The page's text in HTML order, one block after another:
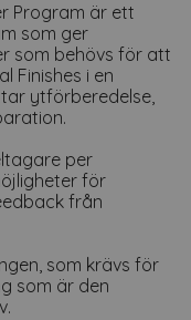
Program är ett
som ger
som behövs för att
Finishes i en
ytförberedelse,
per
för
från
som krävs för
som är den